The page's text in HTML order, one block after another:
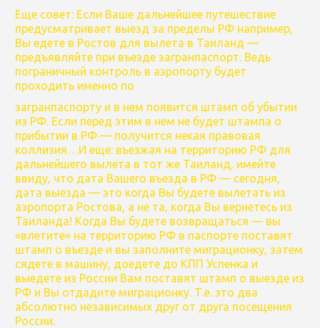
Еще совет: Если Ваше дальнейшее путешествие
предусматривает выезд за пределы РФ например,
Вы едете в Ростов для вылета в Таиланд —
предъявляйте при въезде загранпаспорт. Ведь
пограничный контроль в аэропорту будет
проходить именно по
загранпаспорту и в нем появится штамп об убытии
из РФ. Если перед этим в нем не будет штампа о
прибытии в РФ — получится некая правовая
коллизия…И еще: въезжая на территорию РФ для
дальнейшего вылета в тот же Таиланд, имейте
ввиду, что дата Вашего въезда в РФ — сегодня,
дата выезда — это когда Вы будете вылетать из
аэропорта Ростова, а не та, когда Вы вернетесь из
Таиланда! Когда Вы будете возвращаться — вы
«влетите» на территорию РФ в паспорте поставят
штамп о въезде и вы заполните миграционку, затем
сядете в машину, доедете до КПП Успенка и
выедете из России Вам поставят штамп о выезде из
РФ и Вы отдадите миграционку. Т.е. это два
абсолютно независимых друг от друга посещения
России.